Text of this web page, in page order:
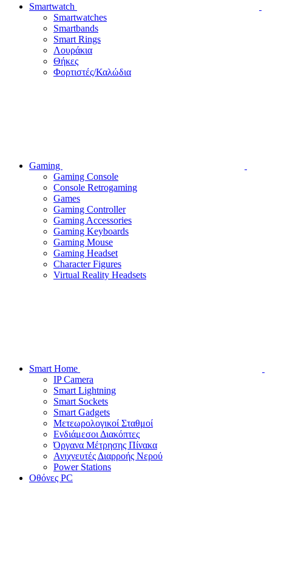
Smartwatch
Smartwatches
Smartbands
Smart Rings
Λουράκια
Θήκες
Φορτιστές/Καλώδια
Gaming
Gaming Console
Console Retrogaming
Games
Gaming Controller
Gaming Accessories
Gaming Keyboards
Gaming Mouse
Gaming Headset
Character Figures
Virtual Reality Headsets
Smart Home
IP Camera
Smart Lightning
Smart Sockets
Smart Gadgets
Μετεωρολογικοί Σταθμοί
Ενδιάμεσοι Διακόπτες
Όργανα Μέτρησης Πίνακα
Ανιχνευτές Διαρροής Νερού
Power Stations
Οθόνες PC